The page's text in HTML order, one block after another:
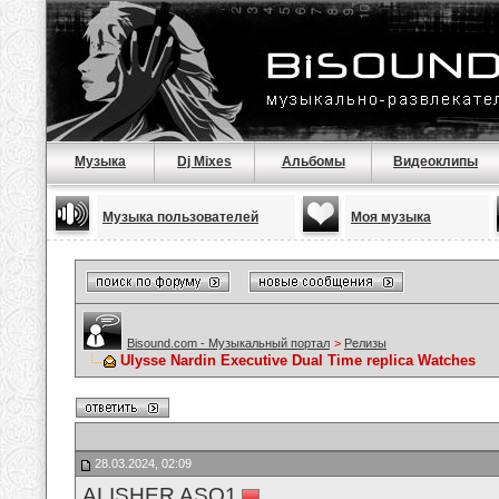
Музыка Dj Mixes Альбомы Видеоклипы
Музыка пользователей Моя музыка
Bisound.com - Музыкальный портал > Релизы
Ulysse Nardin Executive Dual Time replica Watches
28.03.2024, 02:09